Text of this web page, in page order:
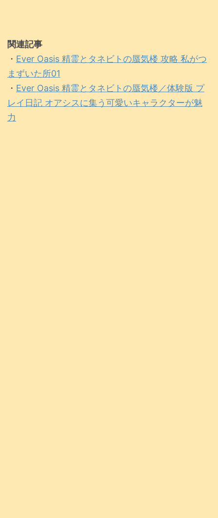
関連記事
・ Ever Oasis 精霊とタネビトの蜃気楼 攻略 私がつ
まずいた所01
・ Ever Oasis 精霊とタネビトの蜃気楼／体験版 プ
レイ日記 オアシスに集う可愛いキャラクターが魅
力